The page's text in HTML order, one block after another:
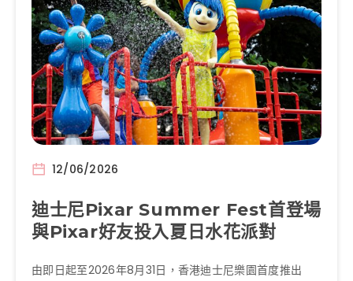
12/06/2026
迪士尼Pixar Summer Fest首登場
與Pixar好友投入夏日水花派對
由即日起至2026年8月31日，香港迪士尼樂園首度推出